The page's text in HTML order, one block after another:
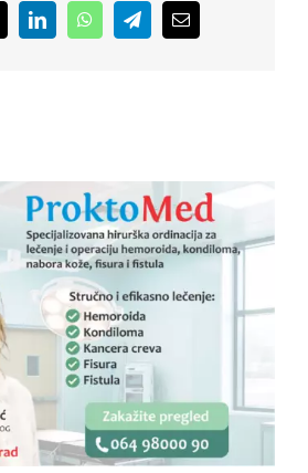
LinkedInWhatsAppTelegramEmail